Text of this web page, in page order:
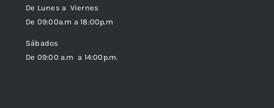
De Lunes a Viernes
De 09:00a.m a 18:00p.m
Sábados
De 09:00 a.m a 14:00p.m.